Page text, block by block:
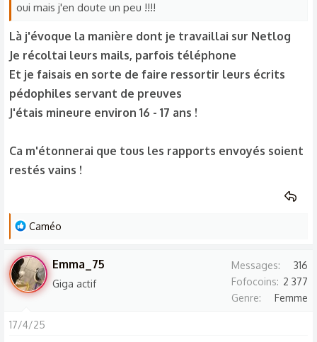
oui mais j'en doute un peu !!!!
Là j'évoque la manière dont je travaillai sur Netlog
Je récoltai leurs mails, parfois téléphone
Et je faisais en sorte de faire ressortir leurs écrits
pédophiles servant de preuves
J'étais mineure environ 16 - 17 ans !
Ca m'étonnerai que tous les rapports envoyés soient
restés vains !
L
s
r
é
c
Caméo
Emma_75
Giga actif
Messages
316
Fofocoins
2 377
Genre
Femme
17/4/25